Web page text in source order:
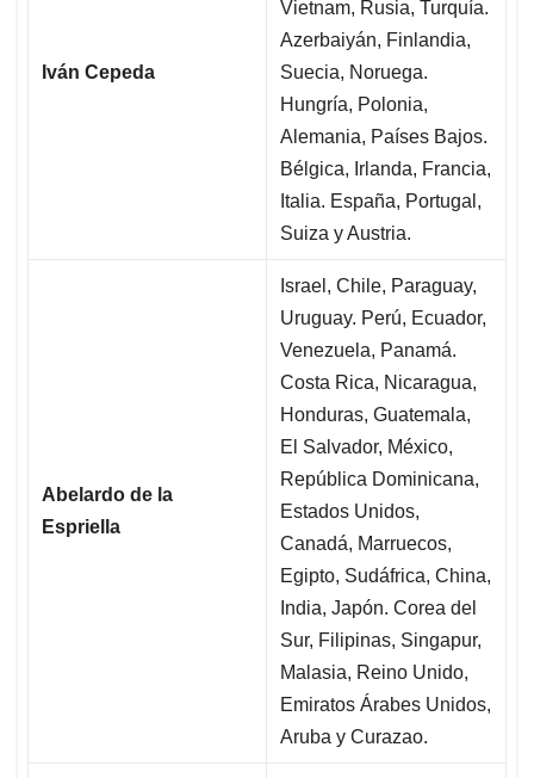
Iván Cepeda
Vietnam, Rusia, Turquía.
Azerbaiyán, Finlandia,
Suecia, Noruega.
Hungría, Polonia,
Alemania, Países Bajos.
Bélgica, Irlanda, Francia,
Italia. España, Portugal,
Suiza y Austria.
Abelardo de la
Espriella
Israel, Chile, Paraguay,
Uruguay. Perú, Ecuador,
Venezuela, Panamá.
Costa Rica, Nicaragua,
Honduras, Guatemala,
El Salvador, México,
República Dominicana,
Estados Unidos,
Canadá, Marruecos,
Egipto, Sudáfrica, China,
India, Japón. Corea del
Sur, Filipinas, Singapur,
Malasia, Reino Unido,
Emiratos Árabes Unidos,
Aruba y Curazao.